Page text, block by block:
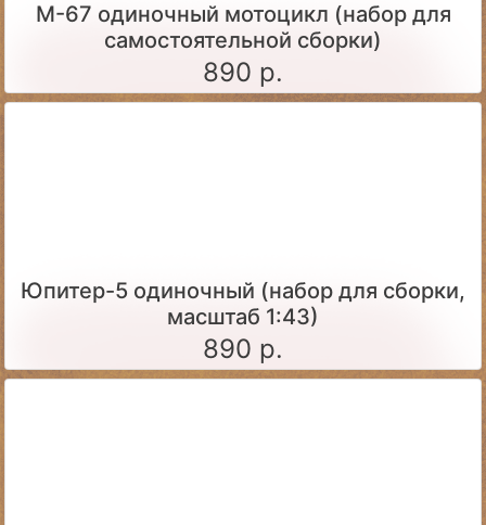
М-67 одиночный мотоцикл (набор для
самостоятельной сборки)
890 р.
Юпитер-5 одиночный (набор для сборки,
масштаб 1:43)
890 р.